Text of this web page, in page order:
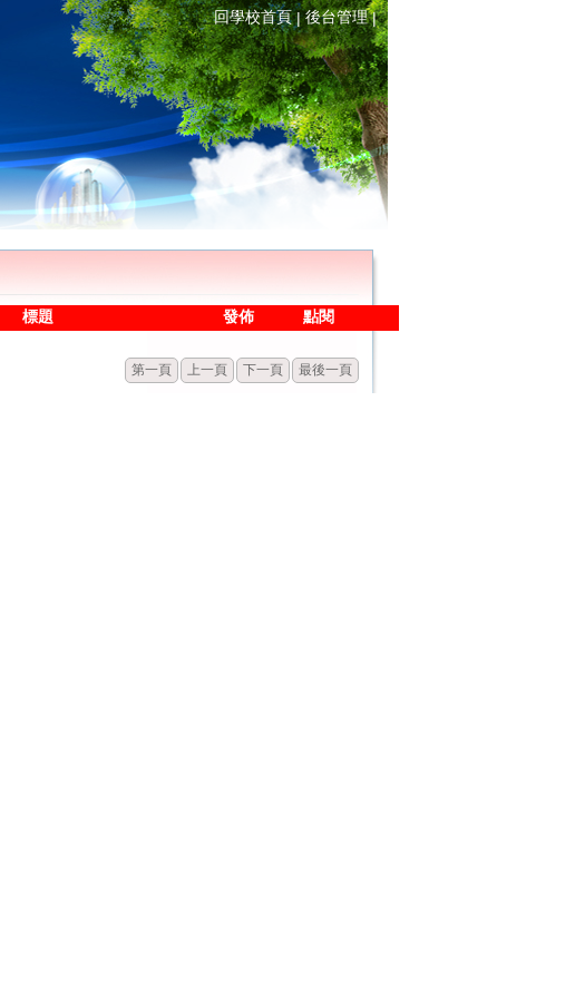
回學校首頁|後台管理|
標題 發佈 點閱
第一頁 上一頁 下一頁 最後一頁